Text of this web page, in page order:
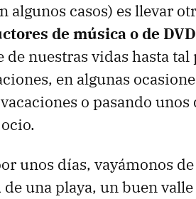
algunos casos) es llevar
de música o de DVD
nuestras vidas hasta
en algunas
o pasando unos
unos días, vayámonos
una playa, un buen